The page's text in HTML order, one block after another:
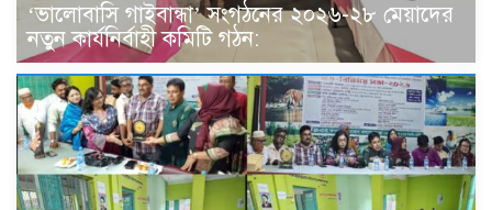
‘ভালোবাসি গাইবান্ধা’ সংগঠনের ২০২৬-২৮ মেয়াদের
নতুন কার্যনির্বাহী কমিটি গঠন: